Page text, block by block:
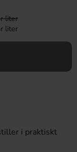
liter
liter
i praktiskt